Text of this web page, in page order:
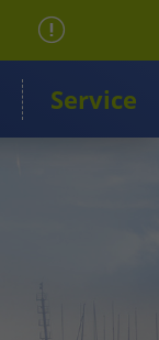
Service